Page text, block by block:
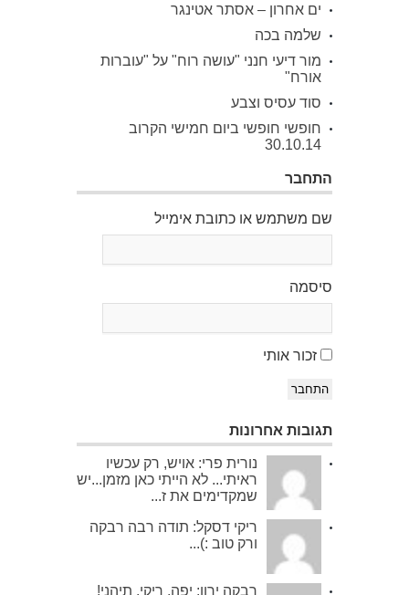
ים אחרון – אסתר אטינגר
שלמה בכה
מור דיעי חנני "עושה רוח" על "עוברות
אורח"
סוד עסיס וצבע
חופשי חופשי ביום חמישי הקרוב
30.10.14
התחבר
שם משתמש או כתובת אימייל
סיסמה
זכור אותי
התחבר
תגובות אחרונות
נורית פרי: אויש, רק עכשיו
ראיתי... לא הייתי כאן מזמן...יש
שמקדימים את ז...
ריקי דסקל: תודה רבה רבקה
ורק טוב :)...
רבקה ירון: יפה, ריקי. תיהני!